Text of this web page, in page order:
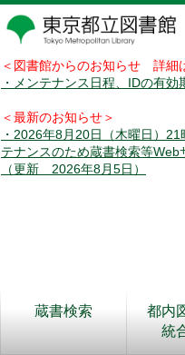
＜図書館からのお知らせ 詳細
・メンテナンス日程、IDの有
＜最新のお知らせ＞
・2026年8月20日（木曜日）
テナンスのため蔵書検索等Web
（更新 2026年8月5日）
蔵書検索
都内
統